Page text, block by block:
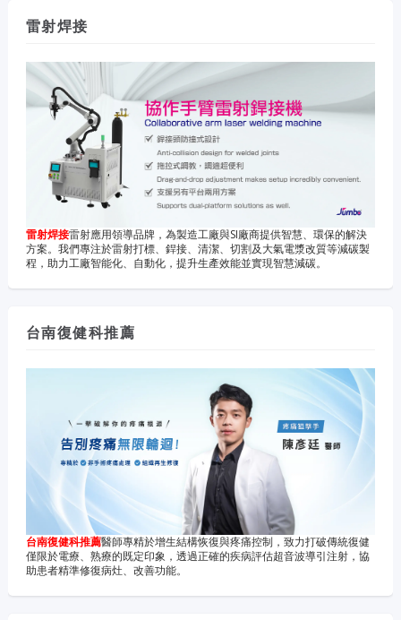
雷射焊接
雷射焊接雷射應用領導品牌，為製造工廠與SI廠商提供智慧、環保的解決
方案。我們專注於雷射打標、銲接、清潔、切割及大氣電漿改質等減碳製
程，助力工廠智能化、自動化，提升生產效能並實現智慧減碳。
台南復健科推薦
台南復健科推薦醫師專精於增生結構恢復與疼痛控制，致力打破傳統復健
僅限於電療、熟療的既定印象，透過正確的疾病評估超音波導引注射，協
助患者精準修復病灶、改善功能。